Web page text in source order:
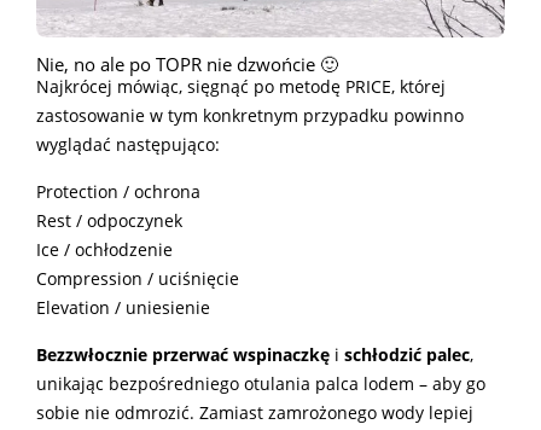
Nie, no ale po TOPR nie dzwońcie 🙂
Najkrócej mówiąc, sięgnąć po metodę PRICE, której
zastosowanie w tym konkretnym przypadku powinno
wyglądać następująco:
Protection / ochrona
Rest / odpoczynek
Ice / ochłodzenie
Compression / uciśnięcie
Elevation / uniesienie
Bezzwłocznie przerwać wspinaczkę i schłodzić palec,
unikając bezpośredniego otulania palca lodem – aby go
sobie nie odmrozić. Zamiast zamrożonego wody lepiej